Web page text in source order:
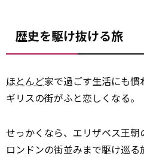
歴史を駆け抜ける旅
ほとんど家で過ごす生活にも慣
ギリスの街がふと恋しくなる。
せっかくなら、エリザベス王
ロンドンの街並みまで駆け巡